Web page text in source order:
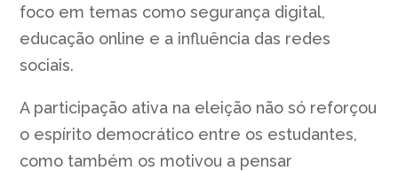
foco em temas como segurança digital,
educação online e a influência das redes
sociais.
A participação ativa na eleição não só reforçou
o espírito democrático entre os estudantes,
como também os motivou a pensar